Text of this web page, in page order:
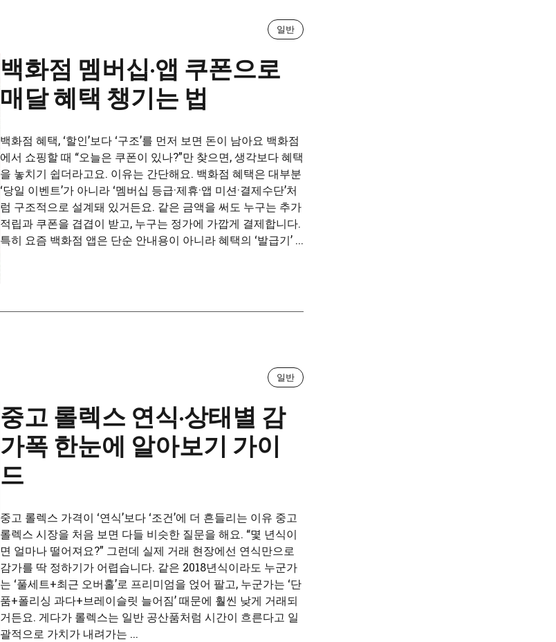
일반
백화점 멤버십·앱 쿠폰으로
매달 혜택 챙기는 법
백화점 혜택, ‘할인’보다 ‘구조’를 먼저 보면 돈이 남아요 백화점
에서 쇼핑할 때 “오늘은 쿠폰이 있나?”만 찾으면, 생각보다 혜택
을 놓치기 쉽더라고요. 이유는 간단해요. 백화점 혜택은 대부분
‘당일 이벤트’가 아니라 ‘멤버십 등급·제휴·앱 미션·결제수단’처
럼 구조적으로 설계돼 있거든요. 같은 금액을 써도 누구는 추가
적립과 쿠폰을 겹겹이 받고, 누구는 정가에 가깝게 결제합니다.
특히 요즘 백화점 앱은 단순 안내용이 아니라 혜택의 ‘발급기’ ...
일반
중고 롤렉스 연식·상태별 감
가폭 한눈에 알아보기 가이
드
중고 롤렉스 가격이 ‘연식’보다 ‘조건’에 더 흔들리는 이유 중고
롤렉스 시장을 처음 보면 다들 비슷한 질문을 해요. “몇 년식이
면 얼마나 떨어져요?” 그런데 실제 거래 현장에선 연식만으로
감가를 딱 정하기가 어렵습니다. 같은 2018년식이라도 누군가
는 ‘풀세트+최근 오버홀’로 프리미엄을 얹어 팔고, 누군가는 ‘단
품+폴리싱 과다+브레이슬릿 늘어짐’ 때문에 훨씬 낮게 거래되
거든요. 게다가 롤렉스는 일반 공산품처럼 시간이 흐른다고 일
괄적으로 가치가 내려가는 ...